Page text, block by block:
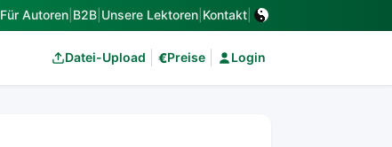
Für Autoren B2B Unsere Lektoren Kontakt
Datei-Upload €Preise Login